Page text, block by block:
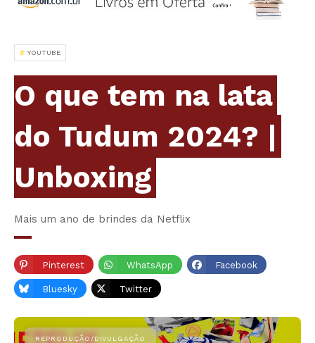
YOUTUBE
O que tem na lata
do Tudum 2024? |
Unboxing
Mais um ano de brindes da Netflix
Pinterest WhatsApp Facebook
Bluesky Twitter